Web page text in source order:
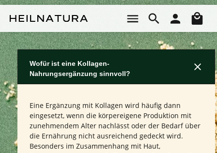
Wofür ist eine Kollagen-
Nahrungsergänzung sinnvoll?
Eine Ergänzung mit Kollagen wird häufig dann
eingesetzt, wenn die körpereigene Produktion mit
zunehmendem Alter nachlässt oder der Bedarf über
die Ernährung nicht ausreichend gedeckt wird.
Besonders im Zusammenhang mit Haut,